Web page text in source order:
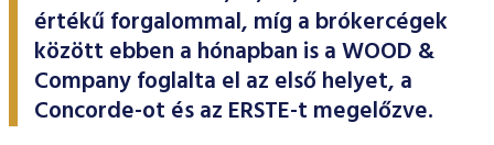
ESG Útmutató
értékű forgalommal, míg a brókercégek
között ebben a hónapban is a WOOD &
Company foglalta el az első helyet, a
Concorde-ot és az ERSTE-t megelőzve.